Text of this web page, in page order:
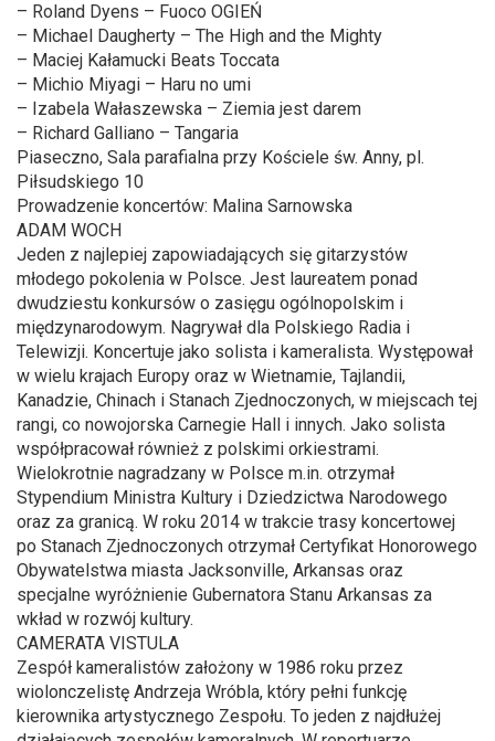
– Roland Dyens – Fuoco OGIEŃ
– Michael Daugherty – The High and the Mighty
– Maciej Kałamucki Beats Toccata
– Michio Miyagi – Haru no umi
– Izabela Wałaszewska – Ziemia jest darem
– Richard Galliano – Tangaria
Piaseczno, Sala parafialna przy Kościele św. Anny, pl.
Piłsudskiego 10
Prowadzenie koncertów: Malina Sarnowska
ADAM WOCH
Jeden z najlepiej zapowiadających się gitarzystów
młodego pokolenia w Polsce. Jest laureatem ponad
dwudziestu konkursów o zasięgu ogólnopolskim i
międzynarodowym. Nagrywał dla Polskiego Radia i
Telewizji. Koncertuje jako solista i kameralista. Występował
w wielu krajach Europy oraz w Wietnamie, Tajlandii,
Kanadzie, Chinach i Stanach Zjednoczonych, w miejscach tej
rangi, co nowojorska Carnegie Hall i innych. Jako solista
współpracował również z polskimi orkiestrami.
Wielokrotnie nagradzany w Polsce m.in. otrzymał
Stypendium Ministra Kultury i Dziedzictwa Narodowego
oraz za granicą. W roku 2014 w trakcie trasy koncertowej
po Stanach Zjednoczonych otrzymał Certyfikat Honorowego
Obywatelstwa miasta Jacksonville, Arkansas oraz
specjalne wyróżnienie Gubernatora Stanu Arkansas za
wkład w rozwój kultury.
CAMERATA VISTULA
Zespół kameralistów założony w 1986 roku przez
wiolonczelistę Andrzeja Wróbla, który pełni funkcję
kierownika artystycznego Zespołu. To jeden z najdłużej